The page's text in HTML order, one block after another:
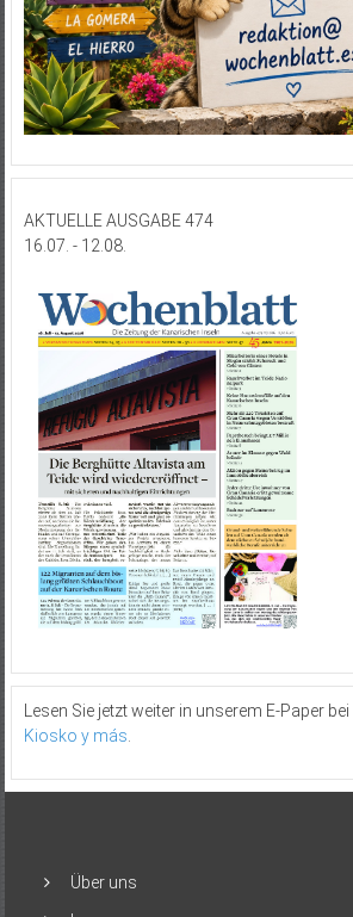
AKTUELLE AUSGABE 474
16.07. - 12.08.
Lesen Sie jetzt weiter in unserem E-Paper bei
Kiosko y más
Über uns